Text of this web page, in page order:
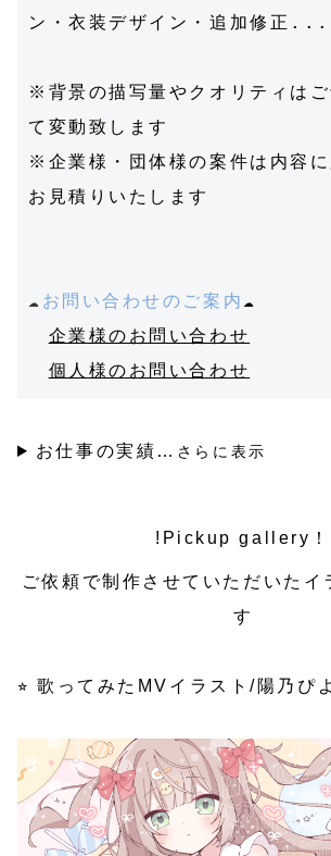
ン・衣装デザイン・追加修正
※背景の描写量やクオリティは
て変動致します
※企業様・団体様の案件は内容
お見積りいたします
☁️ お問い合わせのご案内☁️
企業様のお問い合わせ
個人様のお問い合わせ
お仕事の実績… さらに表示
! Pickup gallery！
ご依頼で制作させていただいたイ
す
⭐︎ 歌ってみたMVイラスト/陽乃ぴ